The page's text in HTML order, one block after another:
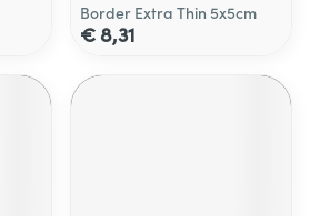
Border Extra Thin 5x5cm
€ 8,31